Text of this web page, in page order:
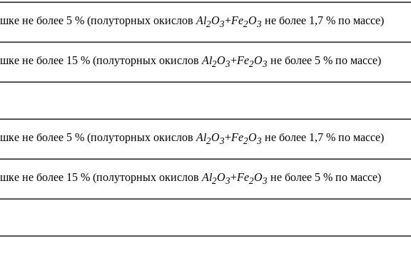
не более 5 % (полуторных окислов Аl2O3+Fe2O3 не более 1,7 % по массе)
не более 15 % (полуторных окислов Аl2O3+Fe2O3 не более 5 % по массе)
не более 5 % (полуторных окислов Аl2O3+Fe2O3 не более 1,7 % по массе)
не более 15 % (полуторных окислов Аl2O3+Fe2O3 не более 5 % по массе)